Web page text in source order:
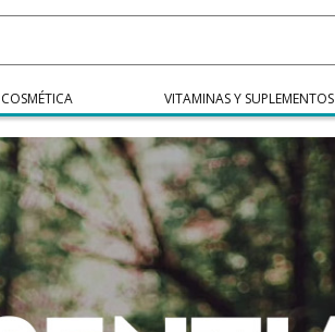
VITAMINAS Y SUPLEMENTOS